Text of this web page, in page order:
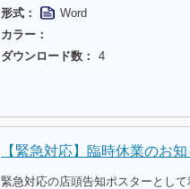
形式：
Word
カラー：
ダウンロード数：
4
【緊急対応】臨時休業のお
緊急対応の店頭告知ポスターとし